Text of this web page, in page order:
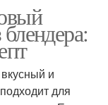
и
для